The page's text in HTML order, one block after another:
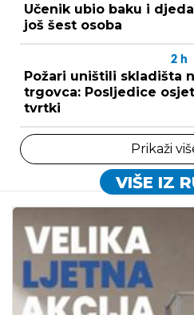
Učenik ubio baku i
još šest osoba
2 h
Požari uništili skladišta
trgovca: Posljedice
tvrtki
Prikaži
VIŠE IZ